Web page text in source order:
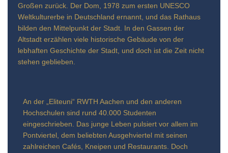
Großen zurück. Der Dom, 1978 zum ersten UNESCO
Weltkulturerbe in Deutschland ernannt, und das Rathaus
bilden den Mittelpunkt der Stadt. In den Gassen der
Altstadt erzählen viele historische Gebäude von der
lebhaften Geschichte der Stadt, und doch ist die Zeit nicht
stehen geblieben.
An der „Eliteuni“ RWTH Aachen und den anderen
Hochschulen sind rund 40.000 Studenten
eingeschrieben. Das junge Leben pulsiert vor allem im
Pontviertel, dem beliebten Ausgehviertel mit seinen
zahlreichen Cafés, Kneipen und Restaurants. Doch